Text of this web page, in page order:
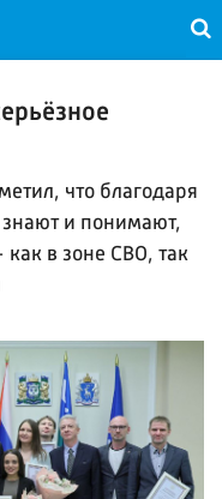
что благодаря
и понимают,
в зоне СВО, так